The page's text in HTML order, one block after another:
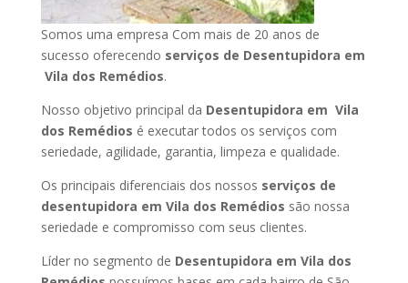
Somos uma empresa Com mais de 20 anos de
sucesso oferecendo serviços de Desentupidora em
Vila dos Remédios.
Nosso objetivo principal da Desentupidora em Vila
dos Remédios é executar todos os serviços com
seriedade, agilidade, garantia, limpeza e qualidade.
Os principais diferenciais dos nossos serviços de
desentupidora em Vila dos Remédios são nossa
seriedade e compromisso com seus clientes.
Líder no segmento de Desentupidora em Vila dos